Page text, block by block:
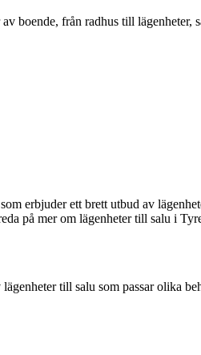
boende, från radhus till
erbjuder ett brett utbud av
på mer om lägenheter till salu i
till salu som passar olika